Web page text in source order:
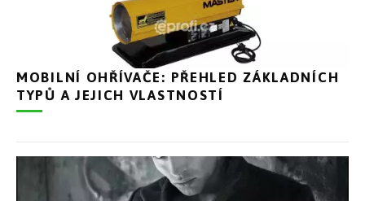
MOBILNÍ OHŘÍVAČE: PŘEHLED ZÁKLADNÍCH
TYPŮ A JEJICH VLASTNOSTÍ